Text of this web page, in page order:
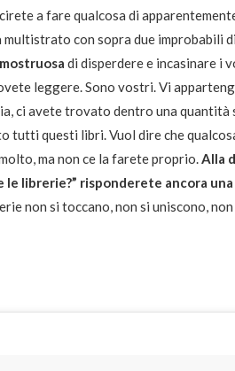
a fare qualcosa di
con sopra due improbabili
mostruosa di disperdere e incasinare i
leggere. Sono vostri. Vi
ci avete trovato dentro una quantità
tutti questi libri. Vuol dire che
ma non ce la farete proprio.Alla
le librerie?” risponderete ancora
non si toccano, non si uniscono,